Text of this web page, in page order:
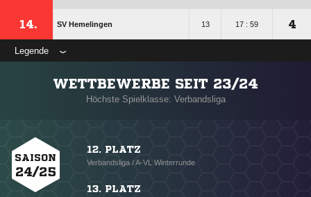
14. SV Hemelingen 13 17 : 59 4
Legende
WETTBEWERBE SEIT 23/24
Höchste Spielklasse: Verbandsliga
SAISON
24/25
12. PLATZ
Verbandsliga / A-VL Winterrunde
13. PLATZ